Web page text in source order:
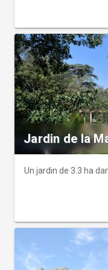
Jardin de la
Un jardin de 3.3 ha